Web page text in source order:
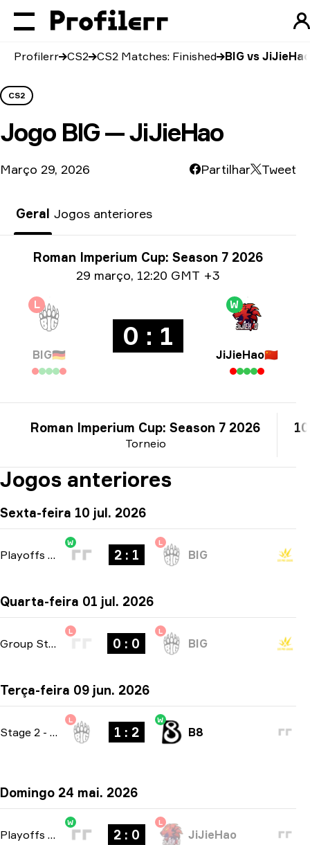
Profilerr CS2 CS2 Matches: Finished BIG vs JiJieHao
CS2
Jogo BIG — JiJieHao
Março 29, 2026 Partilhar Tweet
Geral Jogos anteriores
Informações sobre o torneio
Roman Imperium Cup: Season 7 2026
29 março, 12:20 GMT +3
L
BIG🇩🇪
0 : 1
W
JiJieHao🇨🇳
Torneio
Roman Imperium Cup: Season 7 2026
Jogos anteriores
Sexta-feira 10 jul. 2026
Playoffs bo3
W
2 : 1
L
BIG
Quarta-feira 01 jul. 2026
Group Stage
L
0 : 0
L
BIG
Terça-feira 09 jun. 2026
Stage 2 - bo3
L
1 : 2
W
B8
Domingo 24 mai. 2026
Playoffs bo3
W
2 : 0
L
JiJieHao